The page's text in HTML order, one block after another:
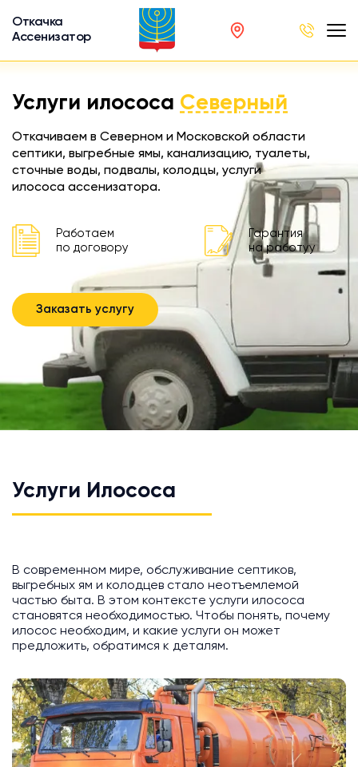
Откачка
Ассенизатор
Услуги илососа Северный
Откачиваем в Северном и Московской области
септики, выгребные ямы, канализацию, туалеты,
сточные воды, подвалы, колодцы, услуги
илососа ассенизатора.
Работаем
по договору
Гарантия
на работуу
Заказать услугу
Услуги Илососа
В современном мире, обслуживание септиков,
выгребных ям и колодцев стало неотъемлемой
частью быта. В этом контексте услуги илососа
становятся необходимостью. Чтобы понять, почему
илосос необходим, и какие услуги он может
предложить, обратимся к деталям.